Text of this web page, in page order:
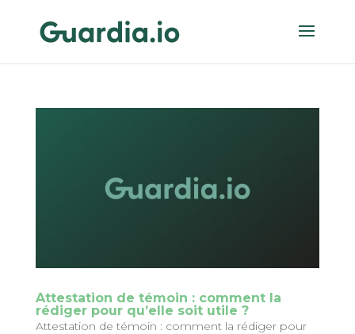
Attestation de témoin : comment la
rédiger pour qu’elle soit utile ?
Attestation de témoin : comment la rédiger pour